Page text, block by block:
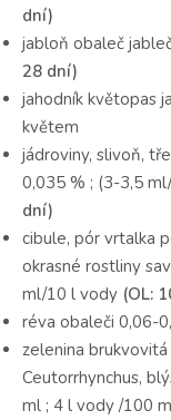
dní)
jabloň obaleč
28 dní)
jahodník květopas
květem
jádroviny, slivoň,
0,035 % ; (3-3,5
dní)
cibule, pór vrtalka
okrasné rostliny
ml/10 l vody (OL:
réva obaleči 0,06-
zelenina
Ceutorrhynchus,
ml ; 4 l vody /100